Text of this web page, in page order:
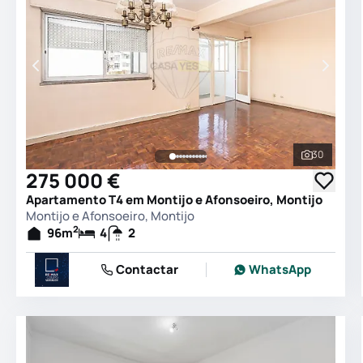
Ver
30
275 000 €
Apartamento T4 em Montijo e Afonsoeiro, Montijo
Montijo e Afonsoeiro, Montijo
96m2 4 2
Contactar WhatsApp